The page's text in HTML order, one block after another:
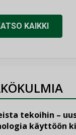
KAIKKI
tekoihin –
käyttöön